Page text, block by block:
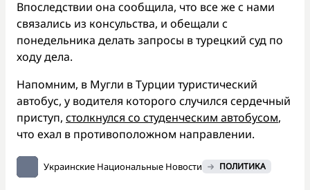
Впоследствии она сообщила, что все же с нами
связались из консульства, и обещали с
понедельника делать запросы в турецкий суд по
ходу дела.
Напомним, в Мугли в Турции туристический
автобус, у водителя которого случился сердечный
приступ, столкнулся со студенческим автобусом,
что ехал в противоположном направлении.
Украинские Национальные Новости ПОЛИТИКА